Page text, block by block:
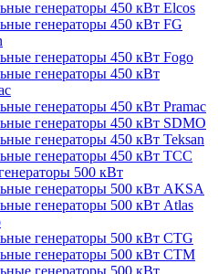
генераторы 450 кВт Elcos
генераторы 450 кВт FG
генераторы 450 кВт Fogo
генераторы 450 кВт
генераторы 450 кВт Pramac
генераторы 450 кВт SDMO
генераторы 450 кВт Teksan
генераторы 450 кВт ТСС
500 кВт
генераторы 500 кВт AKSA
генераторы 500 кВт Atlas
генераторы 500 кВт CTG
генераторы 500 кВт CTM
генераторы 500 кВт